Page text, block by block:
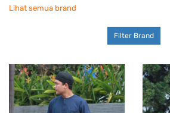
Lihat semua brand
Filter Brand